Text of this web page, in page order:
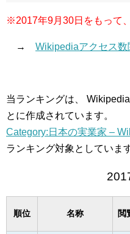
※2017年9月30日をもって
→ Wikipediaアクセス
当ランキングは、
とに作成されています。
Category:日本の実業家 –
ランキング対象としています
順位 名称 閲